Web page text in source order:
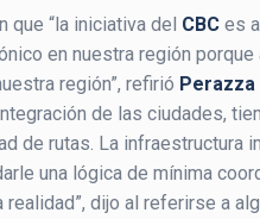
que “la iniciativa del CBC es
en nuestra región
región”, refirió Perazza
de las ciudades,
de rutas. La infraestructura
una lógica de mínima
realidad”, dijo al referirse a